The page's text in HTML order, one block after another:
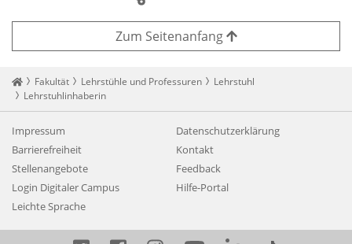
Zum Seitenanfang
Startseite
Fakultät Lehrstühle und Professuren
Lehrstuhl
Lehrstuhlinhaberin
Impressum
Datenschutzerklärung
Barrierefreiheit
Kontakt
Stellenangebote
Feedback
Login Digitaler Campus
Hilfe-Portal
Leichte Sprache